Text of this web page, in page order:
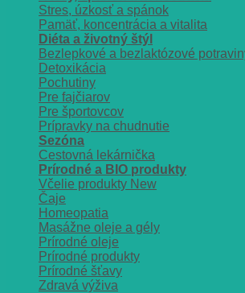
Stres, úzkosť a spánok
Pamäť, koncentrácia a vitalita
Diéta a životný štýl
Bezlepkové a bezlaktózové
Detoxikácia
Pochutiny
Pre fajčiarov
Pre športovcov
Prípravky na chudnutie
Sezóna
Cestovná lekárnička
Prírodné a BIO produkty
Včelie produkty
Čaje
Homeopatia
Masážne oleje a gély
Prírodné oleje
Prírodné produkty
Prírodné šťavy
Zdravá výživa